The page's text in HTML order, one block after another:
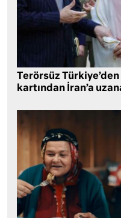
Terörsüz
kartından İran’a